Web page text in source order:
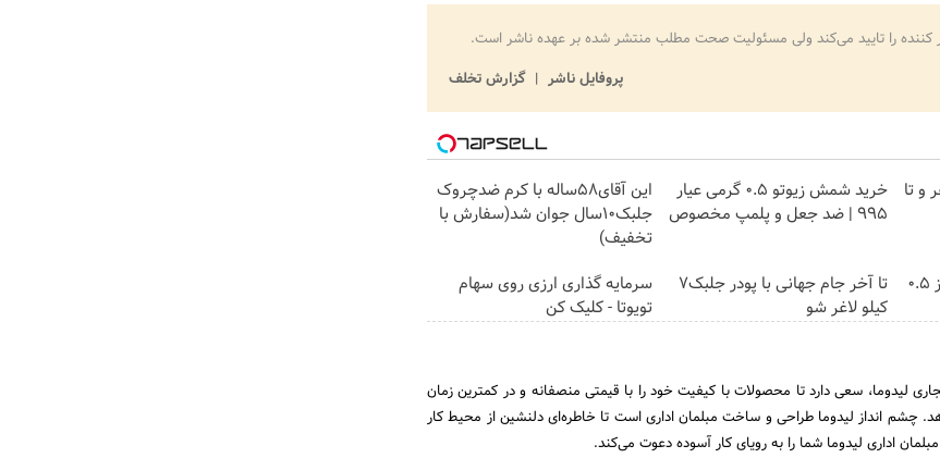
کننده را تایید می‌کند ولی مسئولیت صحت مطلب منتشر شده بر عهده ناشر است.
پروفایل ناشر
گزارش تخلف
و تا
خرید شمش زیوتو ۰.۵ گرمی عیار
۹۹۵ | ضد جعل و پلمپ مخصوص
این آقای58ساله با کرم ضدچروک
جلبک10سال جوان شد(سفارش با
تخفیف)
خرید شمش پلمپ طلاسی، از ۰.۵
تا آخر جام جهانی با پودر جلبک7
کیلو لاغر شو
سرمایه گذاری ارزی روی سهام
تویوتا - کلیک کن
لیدوما، سعی دارد تا محصولات با کیفیت خود را با قیمتی منصفانه و در کمترین زمان
چشم انداز لیدوما طراحی و ساخت مبلمان اداری است تا خاطره‌ای دلنشین از محیط کار
اداری لیدوما شما را به رویای کار آسوده دعوت می‌کند.